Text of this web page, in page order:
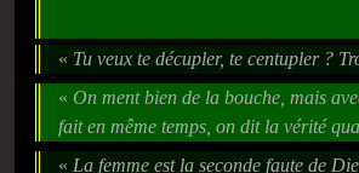
« Tu veux te décupler, te centupler ?
« On ment bien de la bouche, mais
fait en même temps, on dit la vérité
« La femme est la seconde faute de